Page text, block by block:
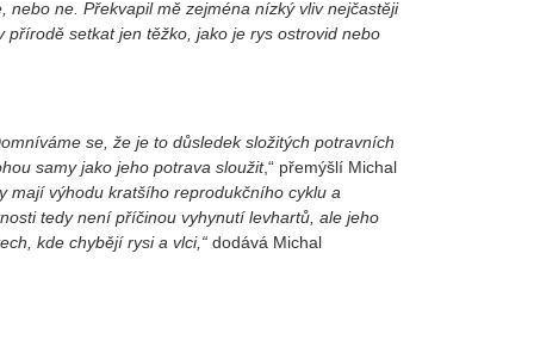
nebo ne. Překvapil mě zejména nízký vliv nejčastěji
setkat jen těžko, jako je rys ostrovid nebo
se, že je to důsledek složitých potravních
samy jako jeho potrava sloužit,“ přemýšlí Michal
mají výhodu kratšího reprodukčního cyklu a
tedy není příčinou vyhynutí levhartů, ale jeho
kde chybějí rysi a vlci,“ dodává Michal